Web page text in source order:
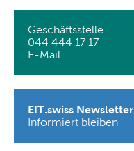
Geschäftsstelle
044 444 17 17
E-Mail
EIT.swiss Newsletter
Informiert bleiben